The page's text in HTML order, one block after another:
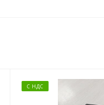
С НДС